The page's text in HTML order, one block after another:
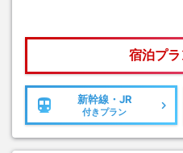
宿泊プ
新幹線・JR
付きプラン